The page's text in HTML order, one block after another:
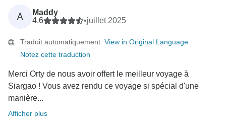
A
Maddy
4.6
•juillet 2025
Traduit automatiquement. View in Original Language
Notez cette traduction
Merci Orty de nous avoir offert le meilleur voyage à
Siargao ! Vous avez rendu ce voyage si spécial d'une
manière...
Afficher plus